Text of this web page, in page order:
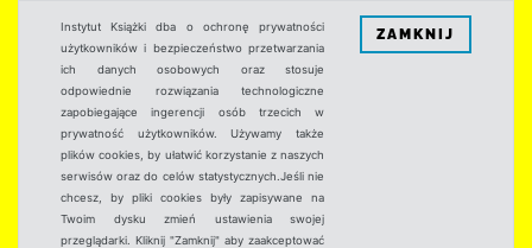
Instytut Książki dba o ochronę prywatności
użytkowników i bezpieczeństwo przetwarzania
ich danych osobowych oraz stosuje
odpowiednie rozwiązania technologiczne
zapobiegające ingerencji osób trzecich w
prywatność użytkowników. Używamy także
plików cookies, by ułatwić korzystanie z naszych
serwisów oraz do celów statystycznych.Jeśli nie
chcesz, by pliki cookies były zapisywane na
Twoim dysku zmień ustawienia swojej
przeglądarki. Kliknij "Zamknij" aby zaakceptować
ZAMKNIJ